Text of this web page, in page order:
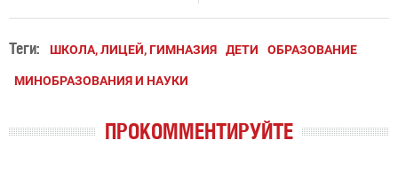
Теги: ШКОЛА, ЛИЦЕЙ, ГИМНАЗИЯ ДЕТИ ОБРАЗОВАНИЕ
МИНОБРАЗОВАНИЯ И НАУКИ
ПРОКОММЕНТИРУЙТЕ